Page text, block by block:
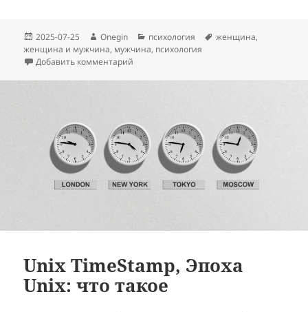
Опубликовано
2025-07-25 Автор
Onegin Рубрики
психология Метки
женщина,
женщина и мужчина, мужчина, психология
Добавить комментарий
Unix TimeStamp, Эпоха
Unix: что такое